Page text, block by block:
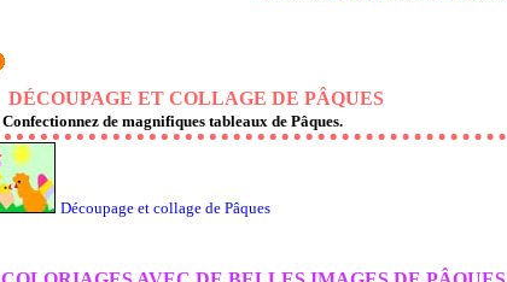
DÉCOUPAGE ET COLLAGE DE PÂQUES
Confectionnez de magnifiques tableaux de Pâques.
Découpage et collage de Pâques